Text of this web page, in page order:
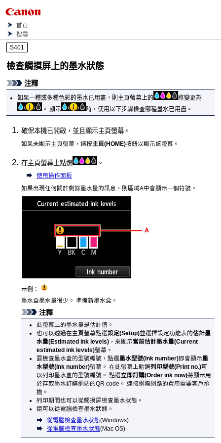
首頁
搜尋
S401
檢查觸摸屏上的墨水狀態
注釋
如果一種或多種色彩的墨水已用盡，則主頁螢幕上的
將變更為
。 顯示 時，使用以下步驟檢查哪種墨水已用盡。
確保本機已開啟，並且顯示主頁螢幕。
如果未顯示主頁螢幕，請按主頁(HOME)按鈕以顯示該螢幕。
在主頁螢幕上點選 。
使用操作面板
如果出現任何關於剩餘墨水量的訊息，則區域A中會顯示一個符號。
示例：
墨水盒墨水量很少。 準備新墨水盒。
注釋
此螢幕上的墨水量是估計值。
也可以透過在主頁螢幕點選設定(Setup)並選擇設定功能表的估計墨
水量(Estimated ink levels)，來顯示當前估計墨水量(Current
estimated ink levels)螢幕。
要檢查墨水盒的型號編號，點選墨水型號(Ink number)即會顯示墨
水型號(Ink number)螢幕。 在此螢幕上點選列印型號(Print no.)可
以列印墨水盒的型號編號。 點選立即訂購(Order ink now)將顯示用
於存取墨水訂購網站的QR code。 連接網際網路的費用需要客戶承
擔。
列印期間也可以從觸摸屏檢查墨水狀態。
還可以從電腦檢查墨水狀態。
從電腦檢查墨水狀態(Windows)
從電腦檢查墨水狀態(Mac OS)